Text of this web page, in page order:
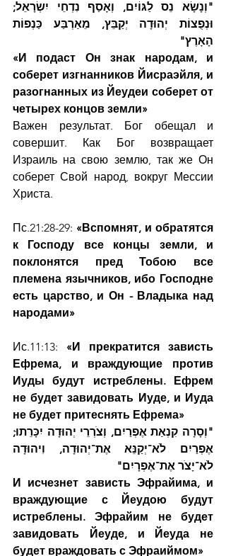
הָאָרֶץ"
«И подаст Он знак народам, и
соберет изгнанников Йисраэйля, и
разогнанных из Йеудеи соберет от
четырех концов земли»
Важен результат. Бог обещал и
совершит. Как Бог возвращает
Израиль на свою землю, так же Он
соберет Свой народ, вокруг Мессии
Христа.
Пс.21:28-29: «Вспомнят, и обратятся
к Господу все концы земли, и
поклонятся пред Тобою все
племена язычников, ибо Господне
есть царство, и Он - Владыка над
народами»
Ис.11:13: «И прекратится зависть
Ефрема, и враждующие против
Иуды будут истреблены. Ефрем
не будет завидовать Иуде, и Иуда
не будет притеснять Ефрема»
לֹא־יָצֹר אֶת־אֶפְרָיִם"
И исчезнет зависть Эфрайима, и
враждующие с Йеудою будут
истреблены. Эфрайим не будет
завидовать Йеуде, и Йеуда не
будет враждовать с Эфраиймом»